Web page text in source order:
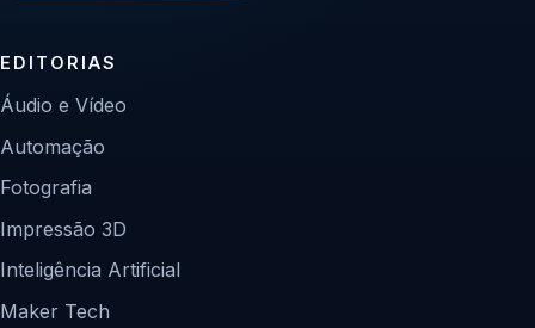
EDITORIAS
Áudio e Vídeo
Automação
Fotografia
Impressão 3D
Inteligência Artificial
Maker Tech